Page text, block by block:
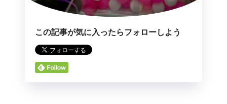
この記事が気に入ったらフォローしよう